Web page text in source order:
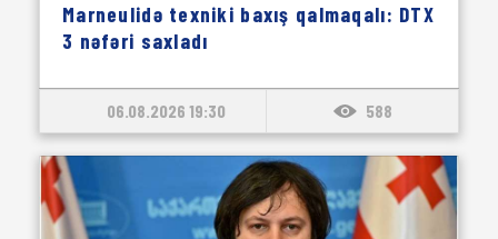
Marneulidə texniki baxış qalmaqalı: DTX
3 nəfəri saxladı
06.08.2026 19:30 588